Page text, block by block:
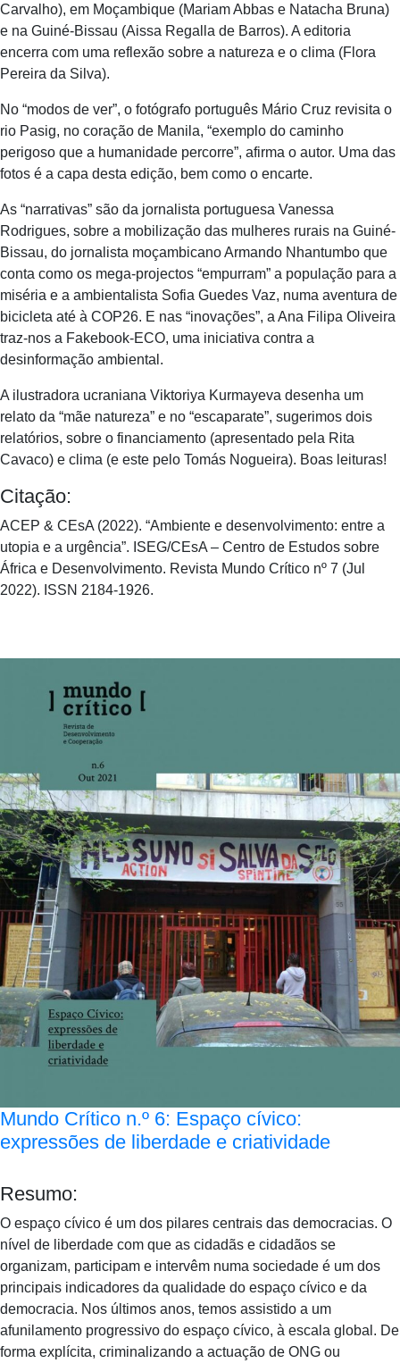
Carvalho), em Moçambique (Mariam Abbas e Natacha Bruna)
e na Guiné-Bissau (Aissa Regalla de Barros). A editoria
encerra com uma reflexão sobre a natureza e o clima (Flora
Pereira da Silva).
No “modos de ver”, o fotógrafo português Mário Cruz revisita o
rio Pasig, no coração de Manila, “exemplo do caminho
perigoso que a humanidade percorre”, afirma o autor. Uma das
fotos é a capa desta edição, bem como o encarte.
As “narrativas” são da jornalista portuguesa Vanessa
Rodrigues, sobre a mobilização das mulheres rurais na Guiné-
Bissau, do jornalista moçambicano Armando Nhantumbo que
conta como os mega-projectos “empurram” a população para a
miséria e a ambientalista Sofia Guedes Vaz, numa aventura de
bicicleta até à COP26. E nas “inovações”, a Ana Filipa Oliveira
traz-nos a Fakebook-ECO, uma iniciativa contra a
desinformação ambiental.
A ilustradora ucraniana Viktoriya Kurmayeva desenha um
relato da “mãe natureza” e no “escaparate”, sugerimos dois
relatórios, sobre o financiamento (apresentado pela Rita
Cavaco) e clima (e este pelo Tomás Nogueira). Boas leituras!
Citação:
ACEP & CEsA (2022). “Ambiente e desenvolvimento: entre a
utopia e a urgência”. ISEG/CEsA – Centro de Estudos sobre
África e Desenvolvimento. Revista Mundo Crítico nº 7 (Jul
2022). ISSN 2184-1926.
Mundo Crítico n.º 6: Espaço cívico:
expressões de liberdade e criatividade
Resumo:
O espaço cívico é um dos pilares centrais das democracias. O
nível de liberdade com que as cidadãs e cidadãos se
organizam, participam e intervêm numa sociedade é um dos
principais indicadores da qualidade do espaço cívico e da
democracia. Nos últimos anos, temos assistido a um
afunilamento progressivo do espaço cívico, à escala global. De
forma explícita, criminalizando a actuação de ONG ou